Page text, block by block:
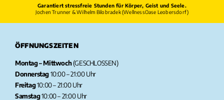
Garantiert stressfreie Stunden für Körper, Geist und Seele.
Jochen Trunner & Wilhelm Bilobradek (WellnessOase Leobersdorf)
ÖFFNUNGSZEITEN
Montag – Mittwoch(GESCHLOSSEN)
Donnerstag10:00 – 21:00 Uhr
Freitag10:00 – 21:00 Uhr
Samstag10:00 – 21:00 Uhr